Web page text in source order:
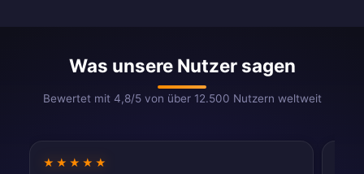
Was unsere Nutzer sagen
Bewertet mit 4,8/5 von über 12.500 Nutzern weltweit
★★★★★